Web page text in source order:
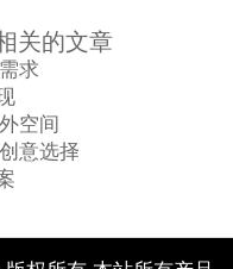
关的文章
求
空间
意选择